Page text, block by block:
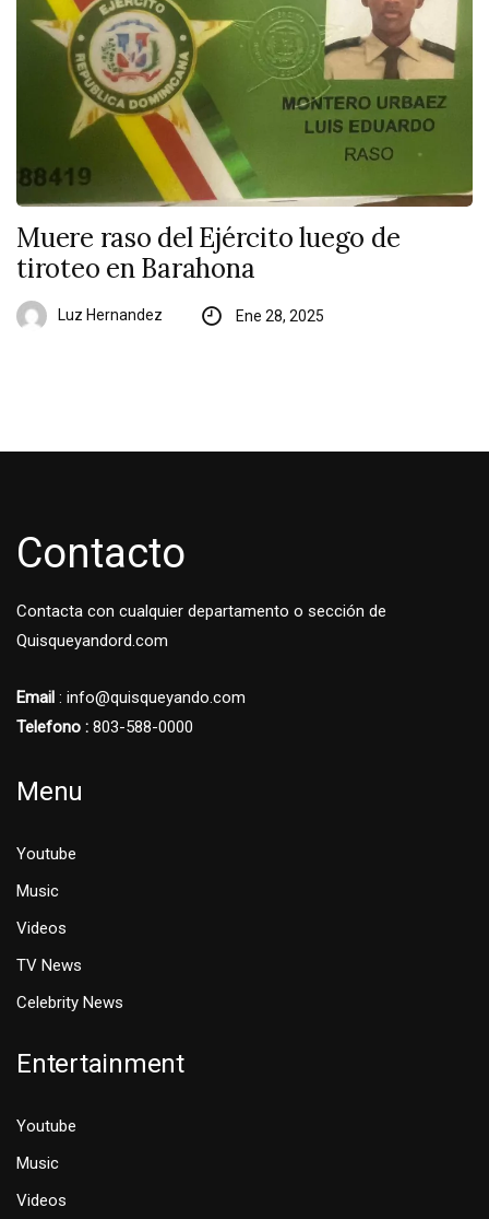
Muere raso del Ejército luego de
tiroteo en Barahona
Luz Hernandez Ene 28, 2025
Contacto
Contacta con cualquier departamento o sección de
Quisqueyandord.com
Email : info@quisqueyando.com
Telefono : 803-588-0000
Menu
Youtube
Music
Videos
TV News
Celebrity News
Entertainment
Youtube
Music
Videos